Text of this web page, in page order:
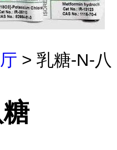
> 乳糖-N-八